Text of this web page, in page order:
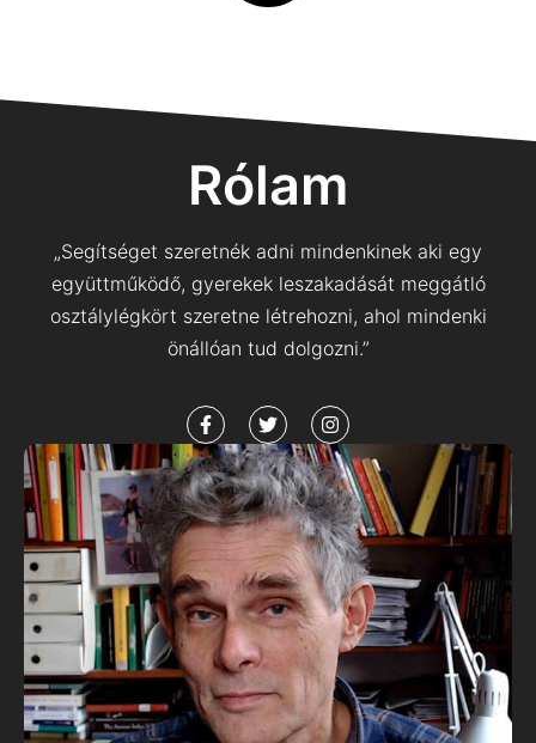
Rólam
„Segítséget szeretnék adni mindenkinek aki egy
együttműködő, gyerekek leszakadását meggátló
osztálylégkört szeretne létrehozni, ahol mindenki
önállóan tud dolgozni.”